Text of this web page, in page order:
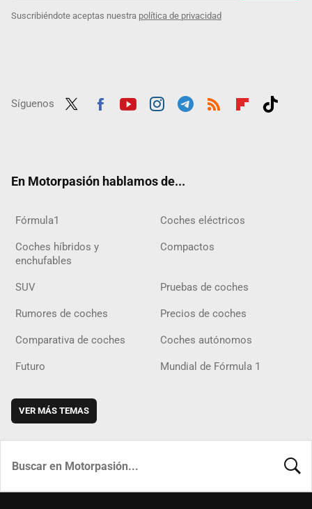
Suscribiéndote aceptas nuestra política de privacidad
Síguenos
En Motorpasión hablamos de...
Fórmula1 Coches eléctricos
Coches híbridos y
enchufables
Compactos
SUV Pruebas de coches
Rumores de coches Precios de coches
Comparativa de coches Coches autónomos
Futuro Mundial de Fórmula 1
VER MÁS TEMAS